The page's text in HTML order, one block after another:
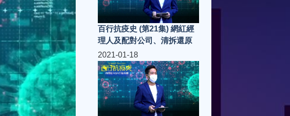
百行抗疫史 (第21集) 網紅經
理人及配對公司、清拆還原
2021-01-18